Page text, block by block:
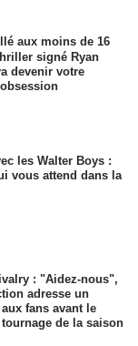
aux moins de 16
signé Ryan
devenir votre
les Walter Boys :
vous attend dans la
: "Aidez-nous",
adresse un
fans avant le
de la saison